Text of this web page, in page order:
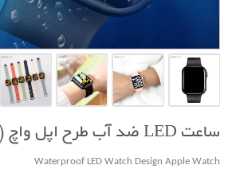
ساعت LED ضد آب طرح اپل واچ (سری 3)
Waterproof LED Watch Design Apple Watch